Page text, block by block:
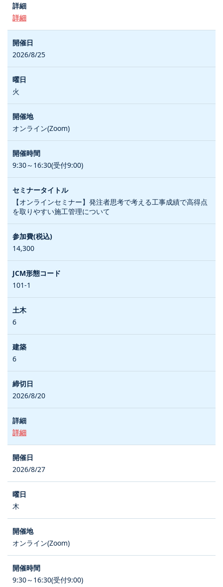
詳細
2026/8/25
火
オンライン(Zoom)
9:30～16:30(受付9:00)
【オンラインセミナー】発注者思考で考える工事成績で高得点
を取りやすい施工管理について
14,300
101-1
6
6
2026/8/20
詳細
2026/8/27
木
オンライン(Zoom)
9:30～16:30(受付9:00)